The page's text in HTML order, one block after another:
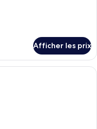
Afficher les prix
chambre d’hôtel avec deux